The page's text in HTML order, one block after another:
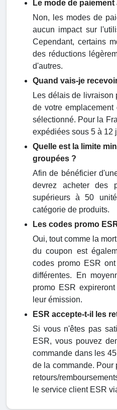
Le mode de
Non, les modes de
aucun impact sur
Cependant, certains
des réductions
d'autres.
Quand vais-je
Les délais de livraison
de votre
sélectionné. Pour la
expédiées sous 5 à 12
Quelle est la limite
groupées ?
Afin de bénéficier
devrez acheter des
supérieurs à 50
catégorie de produits.
Les codes promo
Oui, tout comme la
du coupon est
codes promo ESR
différentes. En
promo ESR
leur émission.
ESR accepte-t-il les
Si vous n'êtes pas
ESR, vous pouvez
commande dans les
de la commande. Pour
retours/
le service client ESR